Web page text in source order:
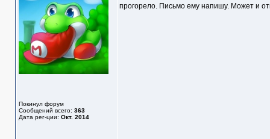
Покинул форум
Сообщений всего: 363
Дата рег-ции: Окт. 2014
прогорело. Письмо ему напишу. Может и